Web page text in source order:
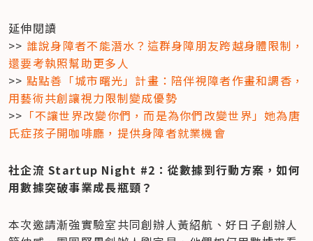
延伸閱讀
>> 誰說身障者不能潛水？這群身障朋友跨越身體限制，
還要考執照幫助更多人
>> 點點善「城市曙光」計畫：陪伴視障者作畫和調香，
用藝術共創讓視力限制變成優勢
>> 「不讓世界改變你們，而是為你們改變世界」她為唐
氏症孩子開咖啡廳，提供身障者就業機會
社企流 Startup Night #2：從數據到行動方案，如何
用數據突破事業成長瓶頸？
本次邀請漸強實驗室共同創辦人黃紹航、好日子創辦人